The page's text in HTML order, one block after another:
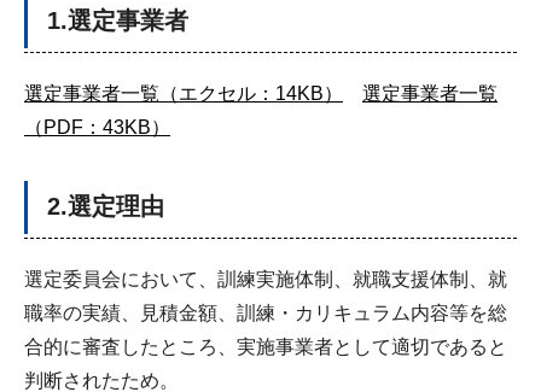
1.選定事業者
選定事業者一覧（エクセル：14KB）
選定事業者一覧
（PDF：43KB）
2.選定理由
選定委員会において、訓練実施体制、就職支援体制、就
職率の実績、見積金額、訓練・カリキュラム内容等を総
合的に審査したところ、実施事業者として適切であると
判断されたため。